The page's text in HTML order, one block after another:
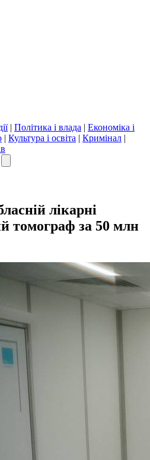
| Політика і влада | Економіка і
| Культура і освіта | Кримінал |
лікарні
томограф за 50 млн